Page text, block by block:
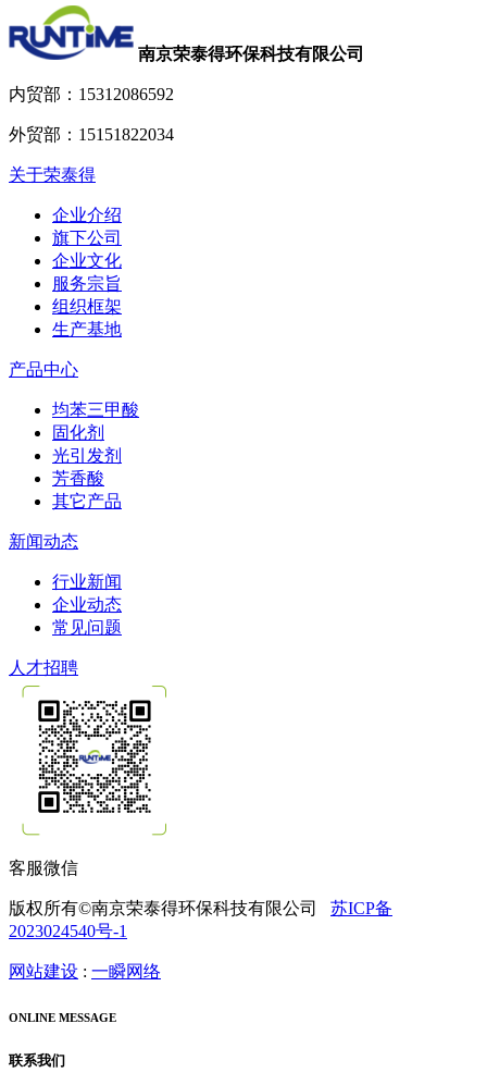
南京荣泰得环保科技有限公司
内贸部： 15312086592
外贸部： 15151822034
关于荣泰得
企业介绍
旗下公司
企业文化
服务宗旨
组织框架
生产基地
产品中心
均苯三甲酸
固化剂
光引发剂
芳香酸
其它产品
新闻动态
行业新闻
企业动态
常见问题
人才招聘
客服微信
版权所有©南京荣泰得环保科技有限公司 苏ICP备
2023024540号-1
网站建设 : 一瞬网络
ONLINE MESSAGE
联系我们